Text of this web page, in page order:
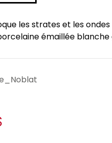
les strates et les
émaillée